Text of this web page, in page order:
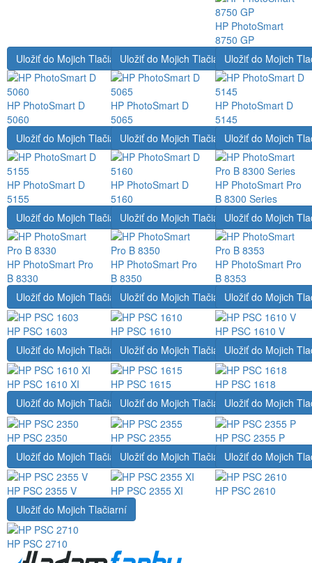
HP PhotoSmart
8750 GP
Uložiť do Mojich Tlačiarní
HP PhotoSmart D
5060
Uložiť do Mojich Tlačiarní
HP PhotoSmart D
5065
Uložiť do Mojich
HP PhotoSmart D
5145
Uložiť do Mojich Tlačiarní
HP PhotoSmart D
5155
Uložiť do Mojich Tlačiarní
HP PhotoSmart D
5160
Uložiť do Mojich
HP PhotoSmart Pro
B 8300 Series
Uložiť do Mojich Tlačiarní
HP PhotoSmart Pro
B 8330
Uložiť do Mojich Tlačiarní
HP PhotoSmart Pro
B 8350
Uložiť do Mojich
HP PhotoSmart Pro
B 8353
Uložiť do Mojich Tlačiarní
HP PSC 1603
Uložiť do Mojich Tlačiarní
HP PSC 1610
Uložiť do Mojich
HP PSC 1610 V
Uložiť do Mojich Tlačiarní
HP PSC 1610 XI
Uložiť do Mojich Tlačiarní
HP PSC 1615
Uložiť do Mojich
HP PSC 1618
Uložiť do Mojich Tlačiarní
HP PSC 2350
Uložiť do Mojich Tlačiarní
HP PSC 2355
Uložiť do Mojich
HP PSC 2355 P
Uložiť do Mojich Tlačiarní
HP PSC 2355 V
Uložiť do Mojich Tlačiarní
HP PSC 2355 XI
Uložiť do Mojich
HP PSC 2610
Uložiť do Mojich Tlačiarní
HP PSC 2710